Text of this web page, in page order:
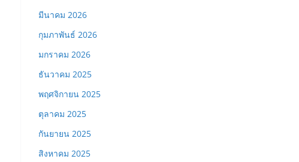
มีนาคม 2026
กุมภาพันธ์ 2026
มกราคม 2026
ธันวาคม 2025
พฤศจิกายน 2025
ตุลาคม 2025
กันยายน 2025
สิงหาคม 2025